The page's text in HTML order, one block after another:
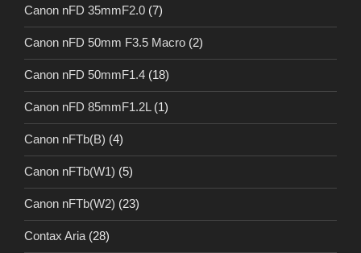
Canon nFD 35mmF2.0 (7)
Canon nFD 50mm F3.5 Macro (2)
Canon nFD 50mmF1.4 (18)
Canon nFD 85mmF1.2L(1)
Canon nFTb(B) (4)
Canon nFTb(W1) (5)
Canon nFTb(W2) (23)
Contax Aria(28)